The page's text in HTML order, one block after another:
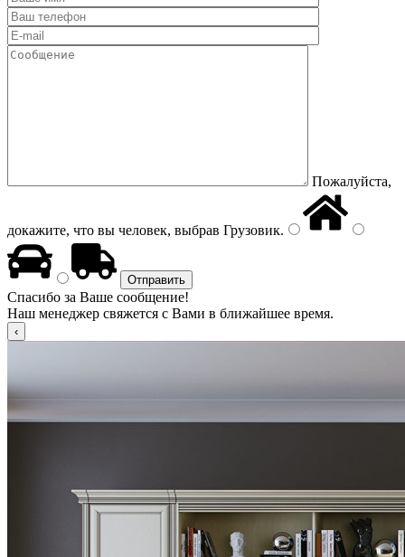
Пожалуйста,
докажите, что вы человек, выбрав Грузовик.
Спасибо за Ваше сообщение!
Наш менеджер свяжется с Вами в ближайшее время.